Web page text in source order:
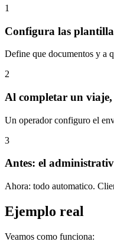
1
Configura las
Define que documentos y a
2
Al completar un viaje,
Un operador configuro el
3
Antes: el
Ahora: todo automatico.
Ejemplo real
Veamos como funciona: